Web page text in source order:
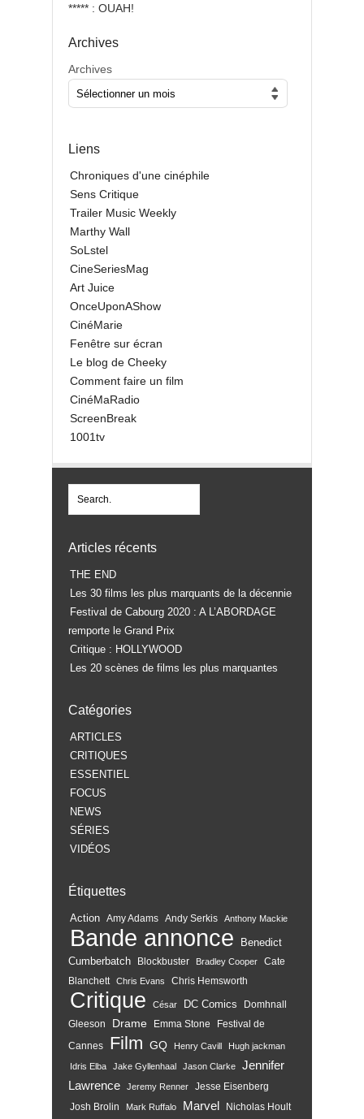
***** : OUAH!
Archives
Archives
Liens
Chroniques d'une cinéphile
Sens Critique
Trailer Music Weekly
Marthy Wall
SoLstel
CineSeriesMag
Art Juice
OnceUponAShow
CinéMarie
Fenêtre sur écran
Le blog de Cheeky
Comment faire un film
CinéMaRadio
ScreenBreak
1001tv
Articles récents
THE END
Les 30 films les plus marquants de la décennie
Festival de Cabourg 2020 : A L’ABORDAGE
remporte le Grand Prix
Critique : HOLLYWOOD
Les 20 scènes de films les plus marquantes
Catégories
ARTICLES
CRITIQUES
ESSENTIEL
FOCUS
NEWS
SÉRIES
VIDÉOS
Étiquettes
Action Amy Adams Andy Serkis Anthony Mackie
Bande annonce
Benedict
Cumberbatch
Blockbuster Bradley Cooper
Cate
Blanchett
Chris Evans Chris Hemsworth
Critique César DC Comics
Domhnall
Gleeson
Drame Emma Stone
Festival de
Cannes
Film GQ Henry Cavill Hugh jackman
Idris Elba Jake Gyllenhaal Jason Clarke
Jennifer
Lawrence
Jeremy Renner
Jesse Eisenberg
Josh Brolin
Mark Ruffalo Marvel Nicholas Hoult